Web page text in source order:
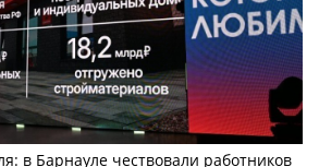
в Барнауле чествовали работников